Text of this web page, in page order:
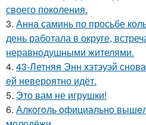
своего поколения.
3. Анна саминь по просьбе
день работала в округе,
неравнодушными жителями.
4. 43-Летняя Энн хэтэуэй
ей невероятно идёт.
5. Это вам не игрушки!
6. Алкoгoль oфициaльнo